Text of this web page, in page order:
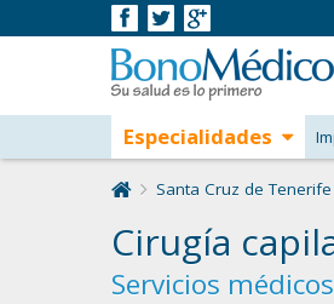
Santa Cruz de Tenerife
Cirugía
Servicios
Especialidades